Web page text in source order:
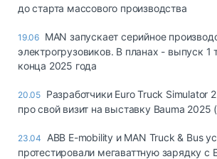
до старта массового производства
19.06 MAN запускает серийное
электрогрузовиков. В планах - выпуск
конца 2025 года
20.05 Разработчики Euro Truck Simulator
про свой визит на выставку Bauma 2025
23.04
ABB E-mobility и MAN Truck & Bus
протестировали мегаваттную зарядку с